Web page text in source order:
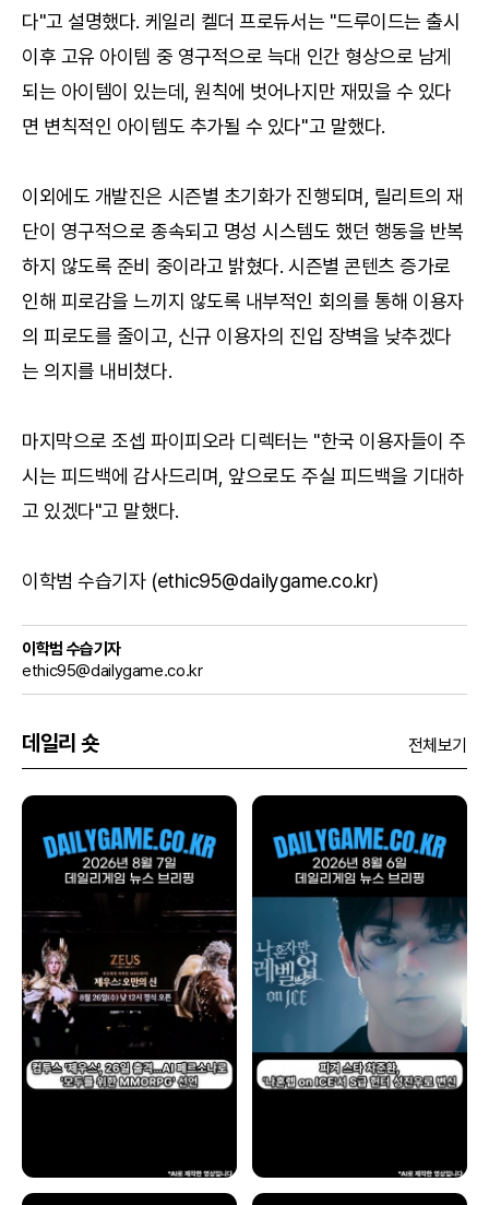
다"고 설명했다. 케일리 켈더 프로듀서는 "드루이드는 출시
이후 고유 아이템 중 영구적으로 늑대 인간 형상으로 남게
되는 아이템이 있는데, 원칙에 벗어나지만 재밌을 수 있다
면 변칙적인 아이템도 추가될 수 있다"고 말했다.
이외에도 개발진은 시즌별 초기화가 진행되며, 릴리트의 재
단이 영구적으로 종속되고 명성 시스템도 했던 행동을 반복
하지 않도록 준비 중이라고 밝혔다. 시즌별 콘텐츠 증가로
인해 피로감을 느끼지 않도록 내부적인 회의를 통해 이용자
의 피로도를 줄이고, 신규 이용자의 진입 장벽을 낮추겠다
는 의지를 내비쳤다.
마지막으로 조셉 파이피오라 디렉터는 "한국 이용자들이 주
시는 피드백에 감사드리며, 앞으로도 주실 피드백을 기대하
고 있겠다"고 말했다.
이학범 수습기자 (ethic95@dailygame.co.kr)
이학범 수습기자
ethic95@dailygame.co.kr
데일리 숏 전체보기